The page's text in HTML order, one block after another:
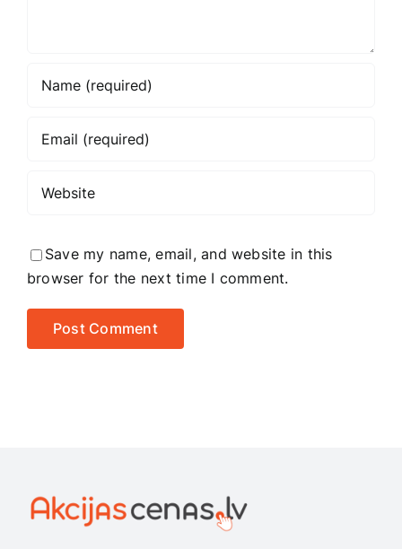
Save my name, email, and website in this
browser for the next time I comment.